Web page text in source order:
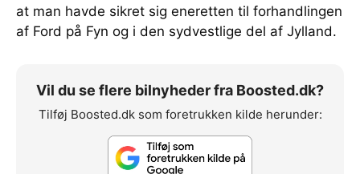
at man havde sikret sig eneretten til forhandlingen
af Ford på Fyn og i den sydvestlige del af Jylland.
Vil du se flere bilnyheder fra Boosted.dk?
Tilføj Boosted.dk som foretrukken kilde herunder: